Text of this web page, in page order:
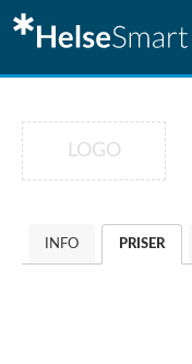
LOGO
INFO PRISER